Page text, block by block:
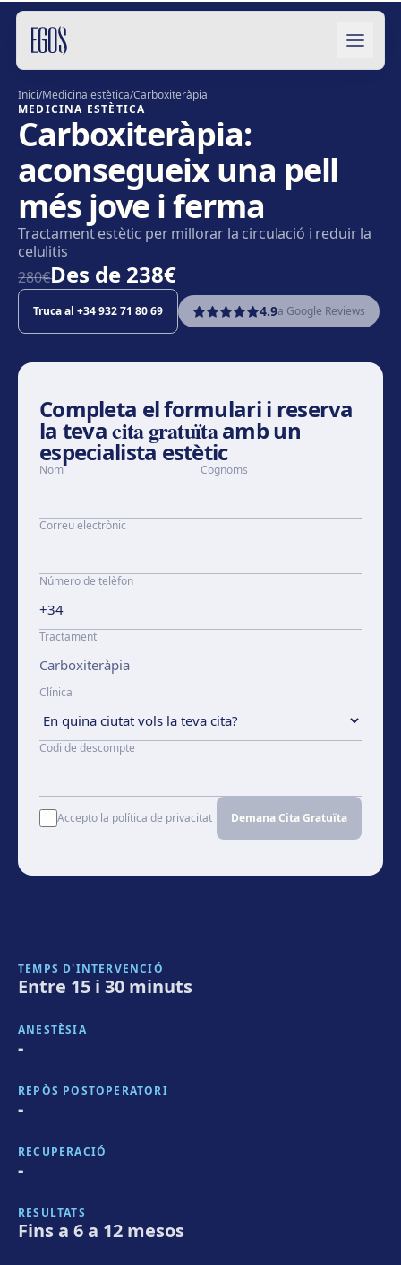
Salta al contingut
Inici/Medicina estètica/Carboxiteràpia
MEDICINA ESTÈTICA
Carboxiteràpia:
aconsegueix una pell
més jove i ferma
Tractament estètic per millorar la circulació i reduir la
celulitis
280€̶Des de 238€
Truca al +34 932 71 80 69 4.9a Google Reviews
Completa el formulari i reserva
la tevacita gratuïtaamb un
especialista estètic
Nom Cognoms
Correu electrònic
Número de telèfon
Tractament
Clínica
Codi de descompte
Accepto la política de privacitat Demana Cita Gratuïta
TEMPS D'INTERVENCIÓ
Entre 15 i 30 minuts
ANESTÈSIA
-
REPÒS POSTOPERATORI
-
RECUPERACIÓ
-
RESULTATS
Fins a 6 a 12 mesos